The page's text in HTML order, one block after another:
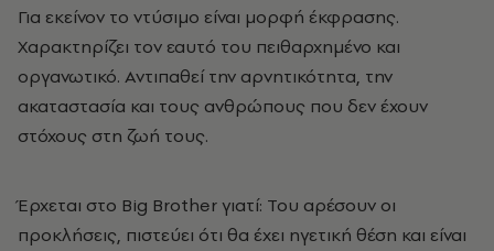
Για εκείνον το ντύσιμο είναι μορφή έκφρασης.
Χαρακτηρίζει τον εαυτό του πειθαρχημένο και
οργανωτικό. Αντιπαθεί την αρνητικότητα, την
ακαταστασία και τους ανθρώπους που δεν έχουν
στόχους στη ζωή τους.
Έρχεται στο Big Brother γιατί: Του αρέσουν οι
προκλήσεις, πιστεύει ότι θα έχει ηγετική θέση και είναι